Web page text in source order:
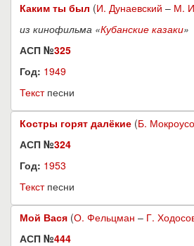
Каким ты был (И. Дунаевский – М.
из кинофильма «Кубанские казаки»
АСП №325
Год: 1949
Текстпесни
Костры горят далёкие (Б.
АСП №324
Год: 1953
Текстпесни
Мой Вася (О. Фельцман – Г.
АСП №444